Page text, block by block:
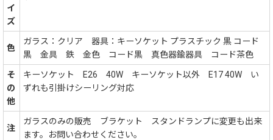
イ
ズ
色
ガラス：クリア 器具：キーソケット プラスチック 黒 コード
黒 金具 鉄 金色 コード黒 真色器鍮器具 コード茶色
そ
の
他
キーソケット E26 40W キーソケット以外 E17 40W い
ずれも引掛けシーリング対応
注
ガラスのみの販売 ブラケット スタンドランプに変更も出来
ます。お問い合わせください。